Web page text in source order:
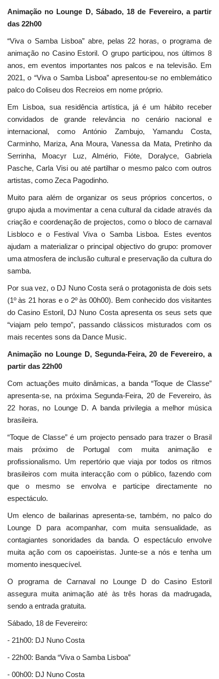
Animação no Lounge D, Sábado, 18 de Fevereiro, a partir
das 22h00
“Viva o Samba Lisboa” abre, pelas 22 horas, o programa de
animação no Casino Estoril. O grupo participou, nos últimos 8
anos, em eventos importantes nos palcos e na televisão. Em
2021, o “Viva o Samba Lisboa” apresentou-se no emblemático
palco do Coliseu dos Recreios em nome próprio.
Em Lisboa, sua residência artística, já é um hábito receber
convidados de grande relevância no cenário nacional e
internacional, como António Zambujo, Yamandu Costa,
Carminho, Mariza, Ana Moura, Vanessa da Mata, Pretinho da
Serrinha, Moacyr Luz, Almério, Fióte, Doralyce, Gabriela
Pasche, Carla Visi ou até partilhar o mesmo palco com outros
artistas, como Zeca Pagodinho.
Muito para além de organizar os seus próprios concertos, o
grupo ajuda a movimentar a cena cultural da cidade através da
criação e coordenação de projectos, como o bloco de carnaval
Lisbloco e o Festival Viva o Samba Lisboa. Estes eventos
ajudam a materializar o principal objectivo do grupo: promover
uma atmosfera de inclusão cultural e preservação da cultura do
samba.
Por sua vez, o DJ Nuno Costa será o protagonista de dois sets
(1º às 21 horas e o 2º às 00h00). Bem conhecido dos visitantes
do Casino Estoril, DJ Nuno Costa apresenta os seus sets que
“viajam pelo tempo”, passando clássicos misturados com os
mais recentes sons da Dance Music.
Animação no Lounge D, Segunda-Feira, 20 de Fevereiro, a
partir das 22h00
Com actuações muito dinâmicas, a banda “Toque de Classe”
apresenta-se, na próxima Segunda-Feira, 20 de Fevereiro, às
22 horas, no Lounge D. A banda privilegia a melhor música
brasileira.
“Toque de Classe” é um projecto pensado para trazer o Brasil
mais próximo de Portugal com muita animação e
profissionalismo. Um repertório que viaja por todos os ritmos
brasileiros com muita interacção com o público, fazendo com
que o mesmo se envolva e participe directamente no
espectáculo.
Um elenco de bailarinas apresenta-se, também, no palco do
Lounge D para acompanhar, com muita sensualidade, as
contagiantes sonoridades da banda. O espectáculo envolve
muita ação com os capoeiristas. Junte-se a nós e tenha um
momento inesquecível.
O programa de Carnaval no Lounge D do Casino Estoril
assegura muita animação até às três horas da madrugada,
sendo a entrada gratuita.
Sábado, 18 de Fevereiro:
- 21h00: DJ Nuno Costa
- 22h00: Banda “Viva o Samba Lisboa”
- 00h00: DJ Nuno Costa